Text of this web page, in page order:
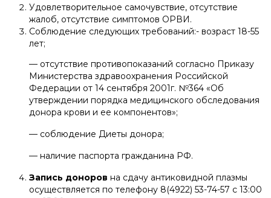
Удовлетворительное самочувствие, отсутствие
жалоб, отсутствие симптомов ОРВИ.
Соблюдение следующих требований:- возраст 18-55
лет;
— отсутствие противопоказаний согласно Приказу
Министерства здравоохранения Российской
Федерации от 14 сентября 2001г. №364 «Об
утверждении порядка медицинского обследования
донора крови и ее компонентов»;
— соблюдение Диеты донора;
— наличие паспорта гражданина РФ.
Запись доноров на сдачу антиковидной плазмы
осуществляется по телефону 8(4922) 53-74-57 с 13:00